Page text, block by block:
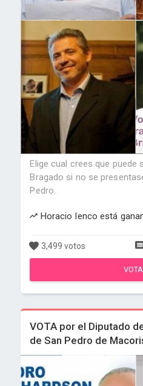
Elige cual crees que puede
Bragado si no se
Pedro.
Horacio Ienco está
3,499 votos
VOTA por el Diputado
de San Pedro de